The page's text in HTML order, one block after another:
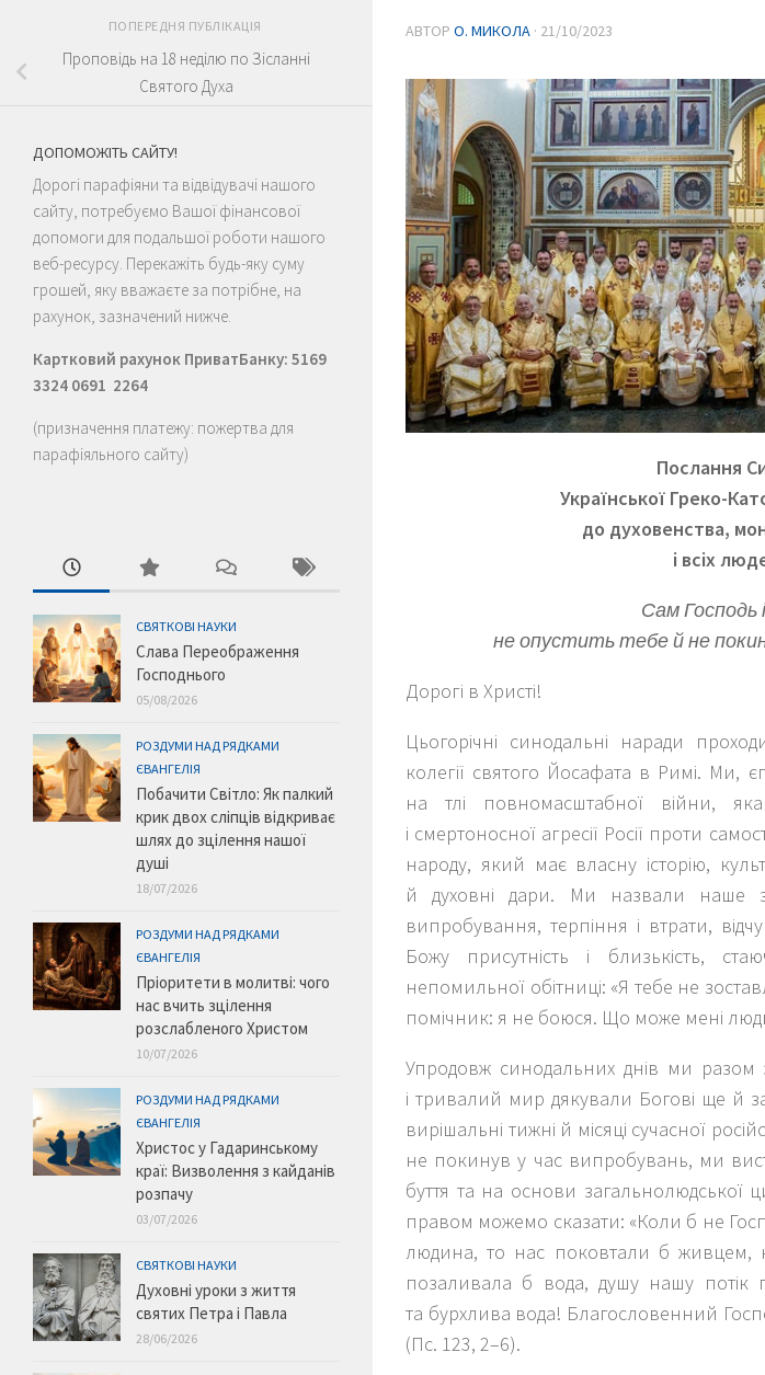
АВТОР О. МИКОЛА · 21/10/2023
Послання
Української Греко-
до духовенства,
і всіх
Сам Господь
не опустить тебе й не
Дорогі в Христі!
Цьогорічні синодальні наради
колегії святого Йосафата в Римі. Ми,
на тлі повномасштабної війни,
і смертоносної агресії Росії проти
народу, який має власну історію,
й духовні дари. Ми назвали наше
випробування, терпіння і втрати,
Божу присутність і близькість,
непомильної обітниці: «Я тебе не
помічник: я не боюся. Що може мені
Упродовж синодальних днів ми
і тривалий мир дякували Богові ще й
вирішальні тижні й місяці сучасної
не покинув у час випробувань, ми
буття та на основи загальнолюдської
правом можемо сказати: «Коли б не
людина, то нас поковтали б живцем,
позаливала б вода, душу нашу
та бурхлива вода! Благословенний
(Пс. 123, 2–6).
ПОПЕРЕДНЯ ПУБЛІКАЦІЯ
Проповідь на 18 неділю по Зісланні
Святого Духа
ДОПОМОЖІТЬ САЙТУ!
Дорогі парафіяни та відвідувачі нашого
сайту, потребуємо Вашої фінансової
допомоги для подальшої роботи нашого
веб-ресурсу. Перекажіть будь-яку суму
грошей, яку вважаєте за потрібне, на
рахунок, зазначений нижче.
Картковий рахунок ПриватБанку: 5169
3324 0691 2264
(призначення платежу: пожертва для
парафіяльного сайту)
СВЯТКОВІ НАУКИ
Слава Переображення
Господнього
05/08/2026
РОЗДУМИ НАД РЯДКАМИ
ЄВАНГЕЛІЯ
Побачити Світло: Як палкий
крик двох сліпців відкриває
шлях до зцілення нашої
душі
18/07/2026
РОЗДУМИ НАД РЯДКАМИ
ЄВАНГЕЛІЯ
Пріоритети в молитві: чого
нас вчить зцілення
розслабленого Христом
10/07/2026
РОЗДУМИ НАД РЯДКАМИ
ЄВАНГЕЛІЯ
Христос у Гадаринському
краї: Визволення з кайданів
розпачу
03/07/2026
СВЯТКОВІ НАУКИ
Духовні уроки з життя
святих Петра і Павла
28/06/2026